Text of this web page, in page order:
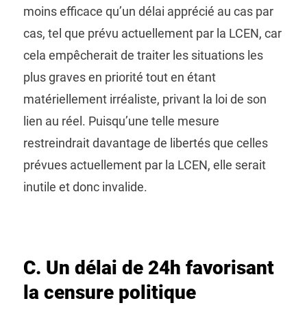
moins efficace qu’un délai apprécié au cas par
cas, tel que prévu actuellement par la LCEN, car
cela empêcherait de traiter les situations les
plus graves en priorité tout en étant
matériellement irréaliste, privant la loi de son
lien au réel. Puisqu’une telle mesure
restreindrait davantage de libertés que celles
prévues actuellement par la LCEN, elle serait
inutile et donc invalide.
C. Un délai de 24h favorisant
la censure politique